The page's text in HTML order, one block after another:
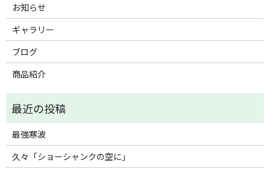
お知らせ
ギャラリー
ブログ
商品紹介
最強寒波
久々「ショーシャンクの空に」